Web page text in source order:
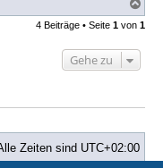
a
c
4 Beiträge • Seite 1 von 1
Gehe zu
Zeiten sind UTC+02:00